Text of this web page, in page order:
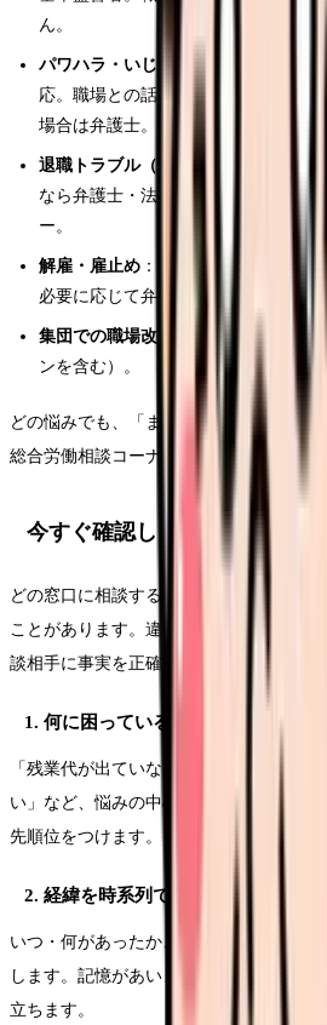
ん。
パワハラ・いじめ・嫌がらせ
：総合
応。職場との話し合いを望むなら助
場合は弁護士。
退職トラブル（引き止め・退職金・有
なら弁護士・法テラス。まず整理し
ー。
解雇・雇止め ：総合労働相談コーナ
必要に応じて弁護士。
集団での職場改善・継続的な交渉
：
ンを含む）。
どの悩みでも、「まず無料で相談して整
総合労働相談コーナーです。迷ったらこ
今すぐ確認したいポイント（
どの窓口に相談する場合でも、事前に整
ことがあります。違法かどうかを自分で
談相手に事実を正確に伝えるための準備で
1. 何に困っているかを一文で書く
「残業代が出ていない」「有給を断られ
い」など、悩みの中心を一文で書き出し
先順位をつけます。
2. 経緯を時系列でメモする
いつ・何があったか、誰に・どう言われ
します。記憶があいまいになる前に書き
立ちます。